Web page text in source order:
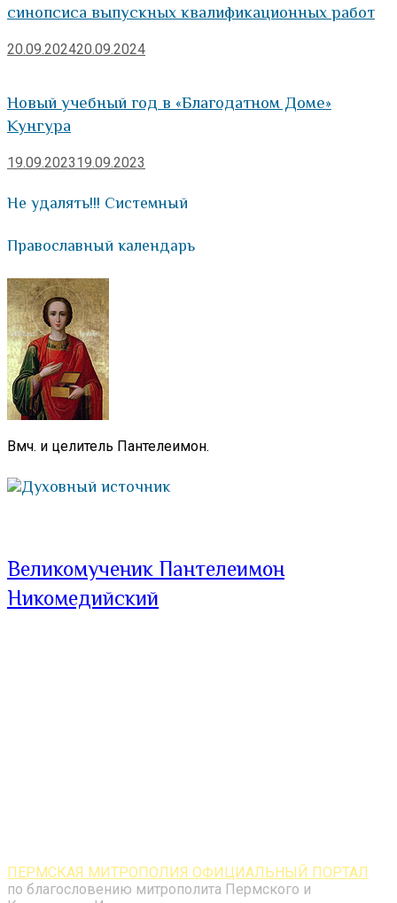
синопсиса выпускных квалификационных работ
20.09.202420.09.2024
Новый учебный год в «Благодатном Доме»
Кунгура
19.09.202319.09.2023
Не удалять!!! Системный
Православный календарь
Вмч. и целитель Пантелеимон.
Духовный источник
Великомученик Пантелеимон
Никомедийский
ПЕРМСКАЯ МИТРОПОЛИЯ ОФИЦИАЛЬНЫЙ ПОРТАЛ
по благословению митрополита Пермского и